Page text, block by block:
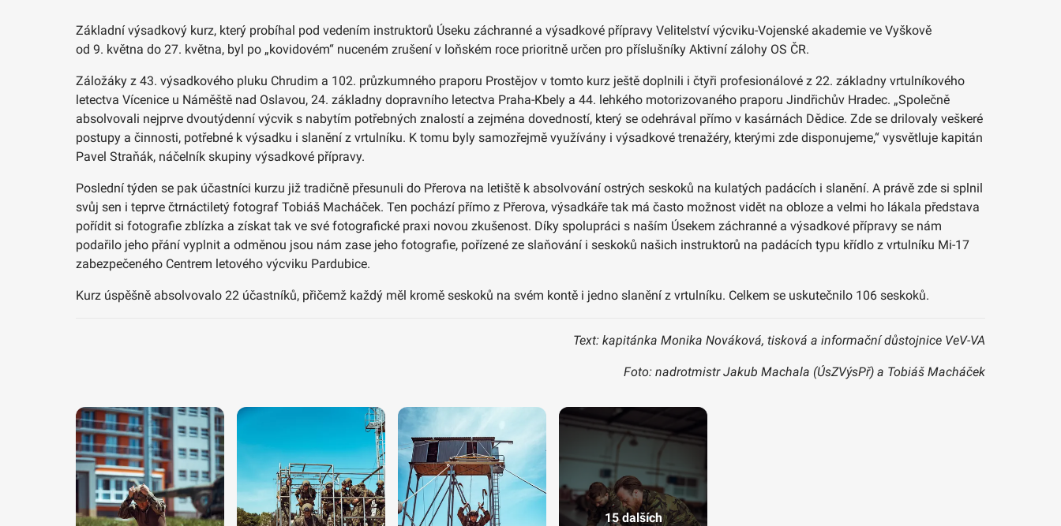
Základní výsadkový kurz, který probíhal pod vedením instruktorů Úseku záchranné a výsadkové přípravy Velitelství výcviku-Vojenské akademie ve Vyškově
od 9. května do 27. května, byl po „kovidovém“ nuceném zrušení v loňském roce prioritně určen pro příslušníky Aktivní zálohy OS ČR.
Záložáky z 43. výsadkového pluku Chrudim a 102. průzkumného praporu Prostějov v tomto kurz ještě doplnili i čtyři profesionálové z 22. základny vrtulníkového
letectva Vícenice u Náměště nad Oslavou, 24. základny dopravního letectva Praha-Kbely a 44. lehkého motorizovaného praporu Jindřichův Hradec. „Společně
absolvovali nejprve dvoutýdenní výcvik s nabytím potřebných znalostí a zejména dovedností, který se odehrával přímo v kasárnách Dědice. Zde se drilovaly veškeré
postupy a činnosti, potřebné k výsadku i slanění z vrtulníku. K tomu byly samozřejmě využívány i výsadkové trenažéry, kterými zde disponujeme,“ vysvětluje kapitán
Pavel Straňák, náčelník skupiny výsadkové přípravy.
Poslední týden se pak účastníci kurzu již tradičně přesunuli do Přerova na letiště k absolvování ostrých seskoků na kulatých padácích i slanění. A právě zde si splnil
svůj sen i teprve čtrnáctiletý fotograf Tobiáš Macháček. Ten pochází přímo z Přerova, výsadkáře tak má často možnost vidět na obloze a velmi ho lákala představa
pořídit si fotografie zblízka a získat tak ve své fotografické praxi novou zkušenost. Díky spolupráci s naším Úsekem záchranné a výsadkové přípravy se nám
podařilo jeho přání vyplnit a odměnou jsou nám zase jeho fotografie, pořízené ze slaňování i seskoků našich instruktorů na padácích typu křídlo z vrtulníku Mi-17
zabezpečeného Centrem letového výcviku Pardubice.
Kurz úspěšně absolvovalo 22 účastníků, přičemž každý měl kromě seskoků na svém kontě i jedno slanění z vrtulníku. Celkem se uskutečnilo 106 seskoků.
Text: kapitánka Monika Nováková, tisková a informační důstojnice VeV-VA
Foto: nadrotmistr Jakub Machala (ÚsZVýsPř) a Tobiáš Macháček
15 dalších